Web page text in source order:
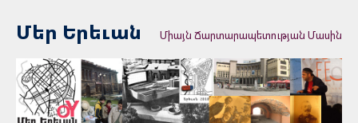
Մեր Երեւան Միայն Ճարտարապետության Մասին